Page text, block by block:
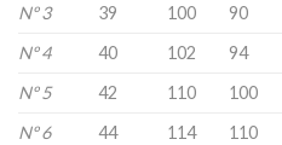
Nº 3
39 100 90
Nº 4
40 102 94
Nº 5
42 110 100
Nº 6
44 114 110